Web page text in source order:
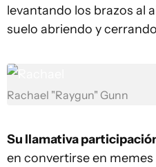
levantando los brazos al
suelo abriendo y
Rachael "Raygun" Gunn
Su llamativa
en convertirse en